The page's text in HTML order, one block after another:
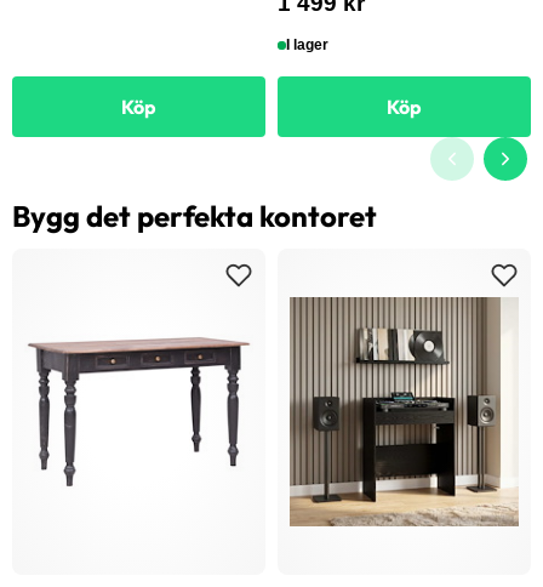
Köp
I lager
Köp
Bygg det perfekta kontoret